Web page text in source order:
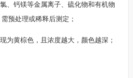
、钙镁等金属离子、硫化物和有机物
预处理或稀释后测定；
为黄棕色，且浓度越大，颜色越深；